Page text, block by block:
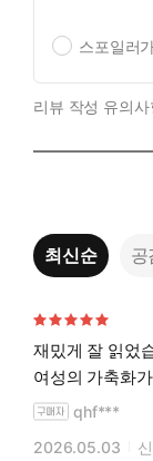
스포일러
리뷰 작성 유의사
최신순 공
재밌게 잘 읽었
여성의 가축화
qhf***
2026.05.03